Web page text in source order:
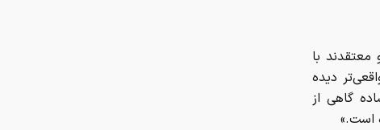
معتقدند با
دیده
گاهی از
است.»